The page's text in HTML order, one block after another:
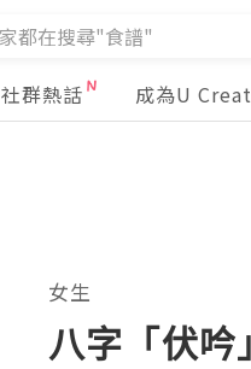
社群熱話 成為U
女生
八字「伏吟